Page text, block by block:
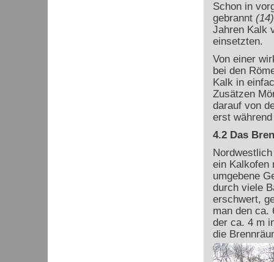
Schon in
gebrannt
Jahren Kalk
einsetzten.
Von einer
bei den
Kalk in
Zusätzen
darauf von
erst
4.2 Das
ein Kalkofen
umgebene
durch viele
erschwert,
man den ca.
der ca. 4 m
die